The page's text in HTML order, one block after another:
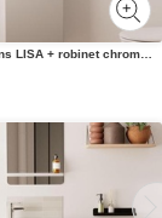
Meuble lave-mains LISA + robinet chromé + miroir rectangulaire